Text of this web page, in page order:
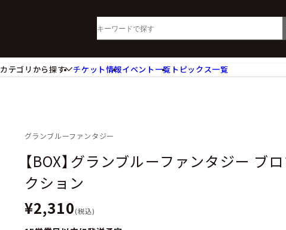
カテゴリから探す
カードスリーブ・カード収納ケース
アパレル小物
アクセサリー
コミック・小説
チケット情報イベント一覧 トピックス一覧
グランブルーファンタジー
【BOX】グランブルーファンタジー ブ
クション
¥2,310(税込)